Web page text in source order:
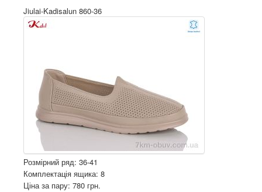
Jiulai-Kadisalun 860-36
Розмірний ряд: 36-41
Комплектація ящика: 8
Ціна за пару: 780 грн.